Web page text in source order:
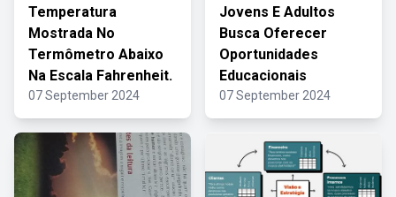
Temperatura
Mostrada No
Termômetro Abaixo
Na Escala Fahrenheit.
07 September 2024
Jovens E Adultos
Busca Oferecer
Oportunidades
Educacionais
07 September 2024